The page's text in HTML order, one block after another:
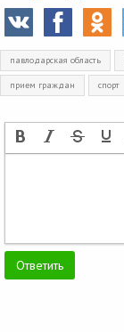
павлодарская область
прием граждан спорт